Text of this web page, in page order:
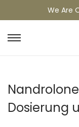
We Are
Dosierung